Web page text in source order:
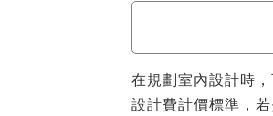
在規劃室內設計時
設計費計價標準，